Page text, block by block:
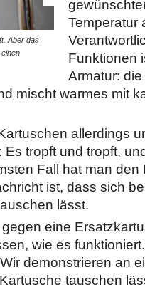
Aber das
© diybook | Tatsächlich
Kartusche meist daran
aus dem Hahn tropft,…
Temperatur
Funktionen
Armatur:
mischt warmes mit
allerdings
tropft und tropft,
Fall hat man den
ist, dass sich
lässt.
eine
wie es
demonstrieren an
tauschen